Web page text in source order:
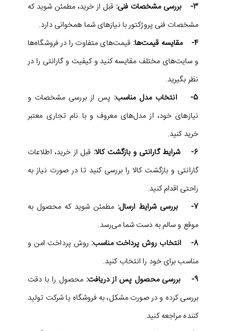
3- بررسی مشخصات فنی:
قبل از خرید، مطمئن شوید که
مشخصات فنی پروژکتور با نیازهای شما همخوانی دارد.
4- مقایسه قیمت‌ها:
قیمت‌های متفاوت را در فروشگاه‌ها
و سایت‌های مختلف مقایسه کنید و کیفیت و گارانتی را در
نظر بگیرید.
5- انتخاب مدل مناسب:
پس از بررسی مشخصات و
نیازهای خود، از مدل‌های معروف و با نام تجاری معتبر
خرید کنید.
6- شرایط گارانتی و بازگشت کالا:
قبل از خرید، اطلاعات
گارانتی و بازگشت کالا را بررسی کنید تا در صورت نیاز به
راحتی اقدام کنید.
7- بررسی شرایط ارسال:
مطمئن شوید که محصول به
موقع و سالم به دست شما می‌رسد.
8- انتخاب روش پرداخت مناسب:
روش پرداخت امن و
مناسب برای خود را انتخاب کنید.
9- بررسی محصول پس از دریافت:
محصول را با دقت
بررسی کرده و در صورت مشکل، به فروشگاه یا شرکت تولید
کننده مراجعه کنید.